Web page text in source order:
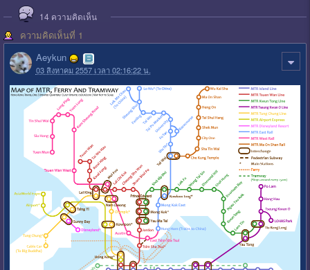
14 ความคิดเห็น
ความคิดเห็นที่ 1
Aeykun
03 สิงหาคม 2557 เวลา 02:16:22 น.